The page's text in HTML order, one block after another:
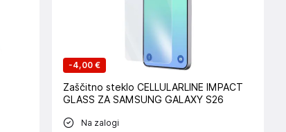
-4,00 €
Zaščitno steklo CELLULARLINE IMPACT
GLASS ZA SAMSUNG GALAXY S26
Na zalogi